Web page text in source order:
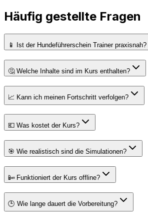
Häufig gestellte Fragen
📱 Ist der Hundeführerschein Trainer praxisnah?
🤔 Welche Inhalte sind im Kurs enthalten?
📈 Kann ich meinen Fortschritt verfolgen?
💶 Was kostet der Kurs?
🎯 Wie realistisch sind die Simulationen?
📴 Funktioniert der Kurs offline?
🕒 Wie lange dauert die Vorbereitung?